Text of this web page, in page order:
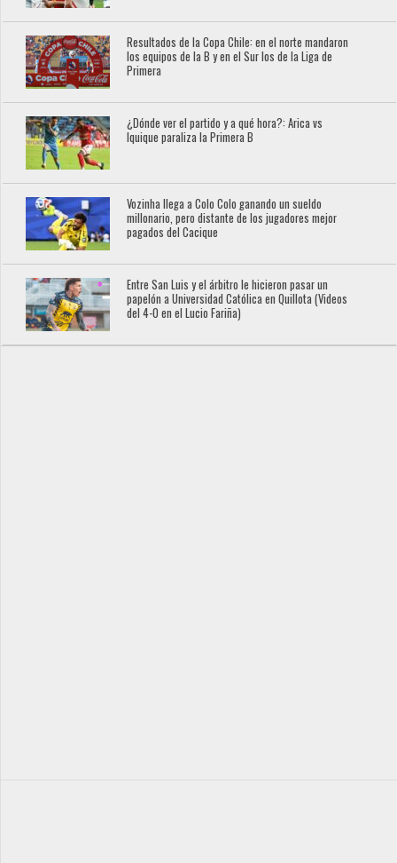
Resultados de la Copa Chile: en el norte mandaron
los equipos de la B y en el Sur los de la Liga de
Primera
¿Dónde ver el partido y a qué hora?: Arica vs
Iquique paraliza la Primera B
Vozinha llega a Colo Colo ganando un sueldo
millonario, pero distante de los jugadores mejor
pagados del Cacique
Entre San Luis y el árbitro le hicieron pasar un
papelón a Universidad Católica en Quillota (Videos
del 4-0 en el Lucio Fariña)